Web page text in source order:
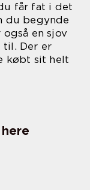
får fat i det
du begynde
en sjov
til. Der er
købt sit helt